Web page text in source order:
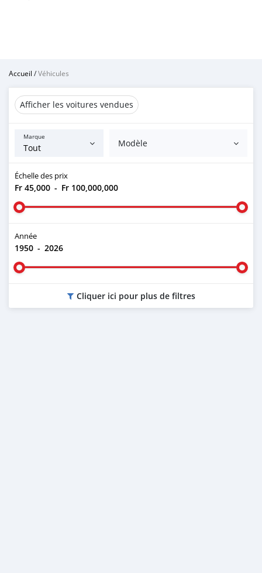
Accueil /Véhicules
Afficher les voitures vendues
Marque
Modèle
Échelle des prix
Fr 45,000 - Fr 100,000,000
Année
1950 - 2026
Cliquer ici pour plus de filtres